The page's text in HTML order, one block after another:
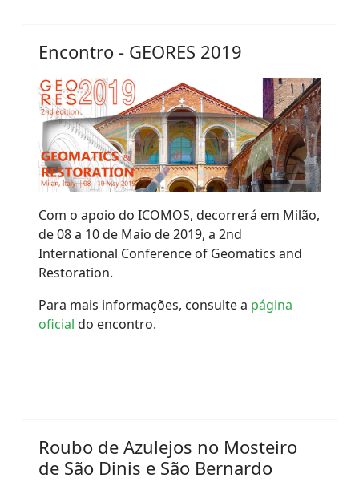
Encontro - GEORES 2019
Com o apoio do ICOMOS, decorrerá em Milão,
de 08 a 10 de Maio de 2019, a 2nd
International Conference of Geomatics and
Restoration.
Para mais informações, consulte a página
oficial do encontro.
Roubo de Azulejos no Mosteiro
de São Dinis e São Bernardo